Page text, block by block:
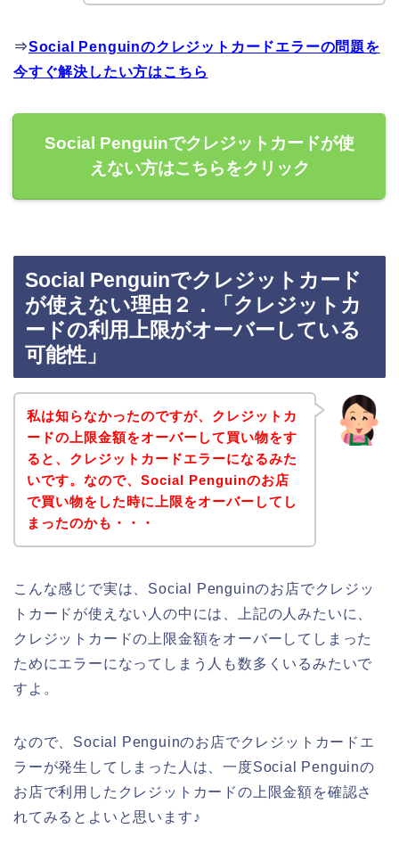
⇒Social Penguinのクレジットカードエラーの問題を
今すぐ解決したい方はこちら
Social Penguinでクレジットカードが使
えない方はこちらをクリック
Social Penguinでクレジットカード
が使えない理由２．「クレジットカ
ードの利用上限がオーバーしている
可能性」
私は知らなかったのですが、クレジットカ
ードの上限金額をオーバーして買い物をす
ると、クレジットカードエラーになるみた
いです。なので、Social Penguinのお店
で買い物をした時に上限をオーバーしてし
まったのかも・・・
こんな感じで実は、Social Penguinのお店でクレジッ
トカードが使えない人の中には、上記の人みたいに、
クレジットカードの上限金額をオーバーしてしまった
ためにエラーになってしまう人も数多くいるみたいで
すよ。
なので、Social Penguinのお店でクレジットカードエ
ラーが発生してしまった人は、一度Social Penguinの
お店で利用したクレジットカードの上限金額を確認さ
れてみるとよいと思います♪